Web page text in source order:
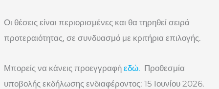
Οι θέσεις είναι περιορισμένες και θα τηρηθεί σειρά
προτεραιότητας, σε συνδυασμό με κριτήρια επιλογής.
Μπορείς να κάνεις προεγγραφή εδώ. Προθεσμία
υποβολής εκδήλωσης ενδιαφέροντος: 15 Ιουνίου 2026.